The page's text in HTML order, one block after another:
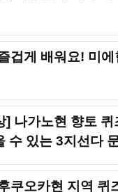
겁게 배워요! 미
] 나가노현 향토 퀴
수 있는 3지선다
쿠오카현 지역 퀴